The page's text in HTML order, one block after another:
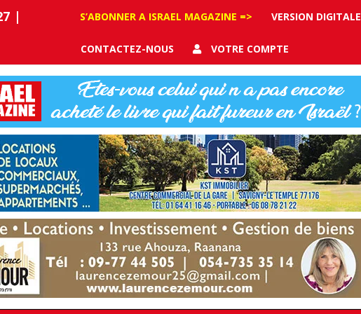
|
S’ABONNER A ISRAEL MAGAZINE => VERSION DIGITALE
CONTACTEZ-NOUS VOTRE COMPTE